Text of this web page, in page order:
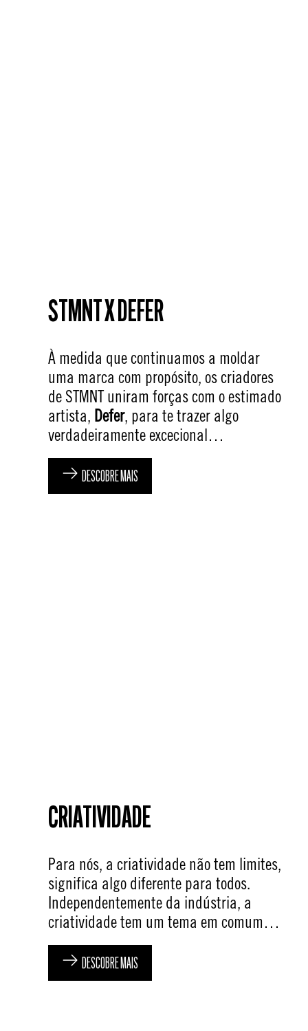
STMNT X DEFER
À medida que continuamos a moldar
uma marca com propósito, os criadores
de STMNT uniram forças com o estimado
artista, Defer, para te trazer algo
verdadeiramente excecional…
DESCOBRE MAIS
CRIATIVIDADE
Para nós, a criatividade não tem limites,
significa algo diferente para todos.
Independentemente da indústria, a
criatividade tem um tema em comum…
DESCOBRE MAIS